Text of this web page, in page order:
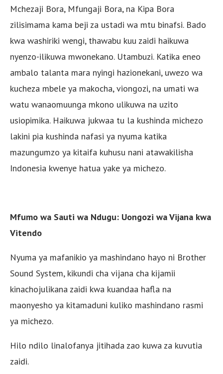
Mchezaji Bora, Mfungaji Bora, na Kipa Bora
zilisimama kama beji za ustadi wa mtu binafsi. Bado
kwa washiriki wengi, thawabu kuu zaidi haikuwa
nyenzo-ilikuwa mwonekano. Utambuzi. Katika eneo
ambalo talanta mara nyingi hazionekani, uwezo wa
kucheza mbele ya makocha, viongozi, na umati wa
watu wanaomuunga mkono ulikuwa na uzito
usiopimika. Haikuwa jukwaa tu la kushinda michezo
lakini pia kushinda nafasi ya nyuma katika
mazungumzo ya kitaifa kuhusu nani atawakilisha
Indonesia kwenye hatua yake ya michezo.
Mfumo wa Sauti wa Ndugu: Uongozi wa Vijana kwa
Vitendo
Nyuma ya mafanikio ya mashindano hayo ni Brother
Sound System, kikundi cha vijana cha kijamii
kinachojulikana zaidi kwa kuandaa hafla na
maonyesho ya kitamaduni kuliko mashindano rasmi
ya michezo.
Hilo ndilo linalofanya jitihada zao kuwa za kuvutia
zaidi.